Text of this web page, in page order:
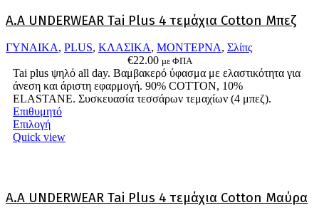
Οι
μπορούν
επιλεγούν
στη
σελίδα
του
προϊόντος
Α.A UNDERWEAR Tai Plus 4 τεμάχια Cotton Μπεζ
ΓΥΝΑΙΚΑ, PLUS, ΚΛΑΣΙΚΑ, ΜΟΝΤΕΡΝΑ, Σλίπς
€22.00 με ΦΠΑ
Tai plus ψηλό all day. Βαμβακερό ύφασμα με ελαστικότητα για
άνεση και άριστη εφαρμογή. 90% COTTON, 10%
ELASTANΕ. Συσκευασία τεσσάρων τεμαχίων (4 μπεζ).
Επιθυμητό
ΕπιλογήΑυτό
το
Οι
Quick view
A.A UNDERWEAR Tai Plus 4 τεμάχια Cotton Μαύρα